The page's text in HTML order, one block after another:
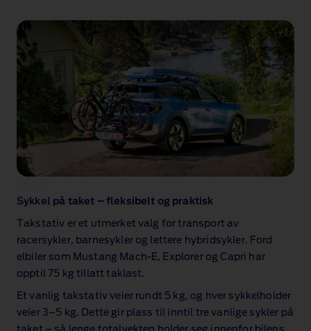
Sykkel på taket – fleksibelt og praktisk
Takstativ er et utmerket valg for transport av
racersykler, barnesykler og lettere hybridsykler. Ford
elbiler som Mustang Mach‑E, Explorer og Capri har
opptil 75 kg tillatt taklast.
Et vanlig takstativ veier rundt 5 kg, og hver sykkelholder
veier 3–5 kg. Dette gir plass til inntil tre vanlige sykler på